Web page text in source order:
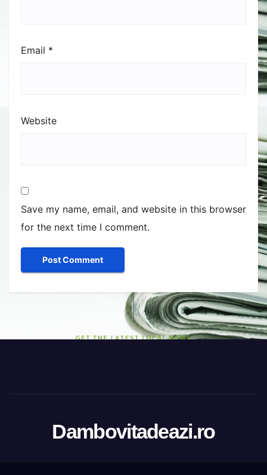
Email *
Website
Save my name, email, and website in this browser
for the next time I comment.
Dambovitadeazi.ro